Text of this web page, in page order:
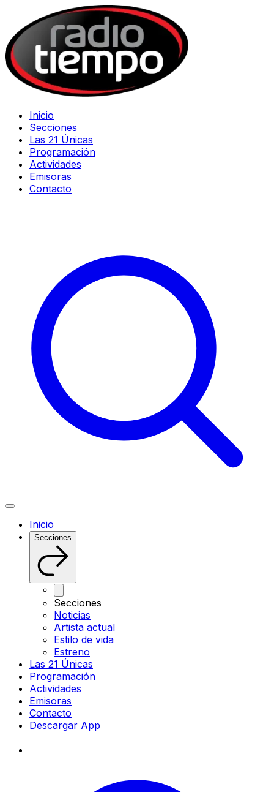
Inicio
Secciones
Las 21 Únicas
Programación
Actividades
Emisoras
Contacto
Inicio
Secciones
Secciones
Noticias
Artista actual
Estilo de vida
Estreno
Las 21 Únicas
Programación
Actividades
Emisoras
Contacto
Descargar App